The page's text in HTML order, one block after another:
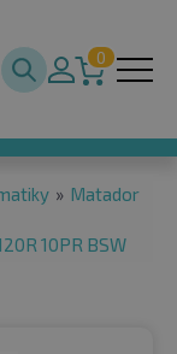
0
» Matador
10PR BSW